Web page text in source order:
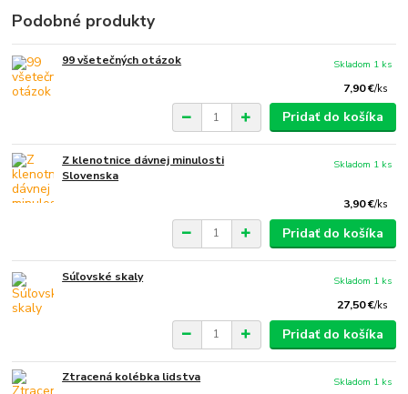
Podobné produkty
99 všetečných otázok
7,90 €/ks
Skladom 1 ks
Pridať do košíka
Z klenotnice dávnej minulosti
Slovenska
3,90 €/ks
Skladom 1 ks
Pridať do košíka
Súľovské skaly
27,50 €/ks
Skladom 1 ks
Pridať do košíka
Ztracená kolébka lidstva
Skladom 1 ks